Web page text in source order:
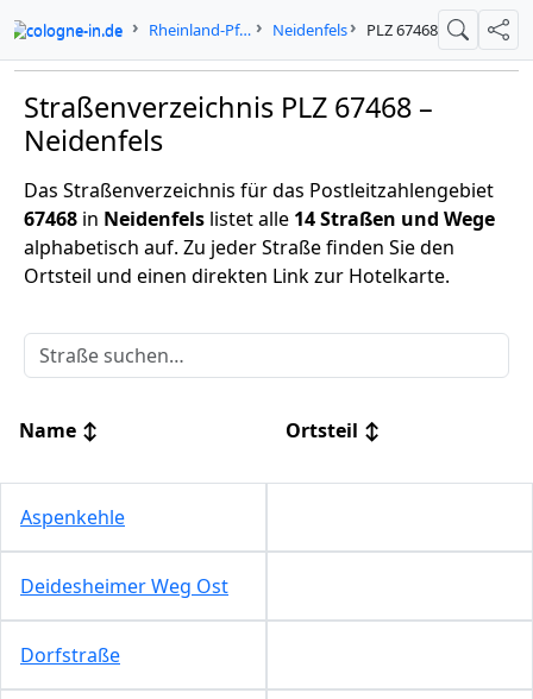
cologne-in.de Rheinland-Pfalz Neidenfels PLZ 67468 Suche
Straßenverzeichnis PLZ 67468 –
Neidenfels
Das Straßenverzeichnis für das Postleitzahlengebiet
67468 in Neidenfels listet alle 14 Straßen und Wege
alphabetisch auf. Zu jeder Straße finden Sie den
Ortsteil und einen direkten Link zur Hotelkarte.
Name ↕ Ortsteil ↕
Aspenkehle
Deidesheimer Weg Ost
Dorfstraße